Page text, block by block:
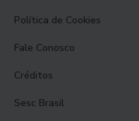
Política de Cookies
Fale Conosco
Créditos
Sesc Brasil